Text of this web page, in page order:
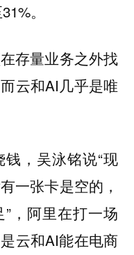
。
存量业务之外找
云和AI几乎是唯
，吴泳铭说“现
一张卡是空的，
，阿里在打一场
云和AI能在电商